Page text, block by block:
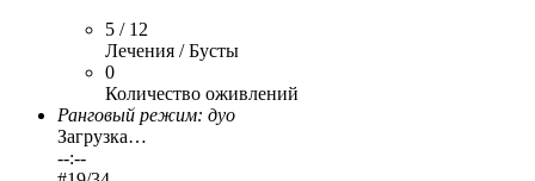
5 / 12
Лечения / Бусты
0
Количество оживлений
Ранговый режим: дуо
Загрузка…
--:--